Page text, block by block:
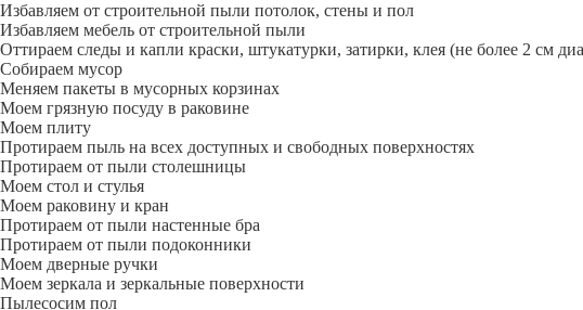
Избавляем от строительной пыли потолок, стены и пол
Избавляем мебель от строительной пыли
Оттираем следы и капли краски, штукатурки, затирки, клея (не более 2 см
Собираем мусор
Меняем пакеты в мусорных корзинах
Моем грязную посуду в раковине
Моем плиту
Протираем пыль на всех доступных и свободных поверхностях
Протираем от пыли столешницы
Моем стол и стулья
Моем раковину и кран
Протираем от пыли настенные бра
Протираем от пыли подоконники
Моем дверные ручки
Моем зеркала и зеркальные поверхности
Пылесосим пол